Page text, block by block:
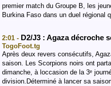
premier match du Groupe B, les
Burkina Faso dans un duel régional
2:01 - D2/J3 : Agaza décroche
TogoFoot.tg
Après deux revers consécutifs,
saison. Les Scorpions noirs ont
dimanche, à loccasion de la 3ᵉ
division.Déterminé à lancer sa